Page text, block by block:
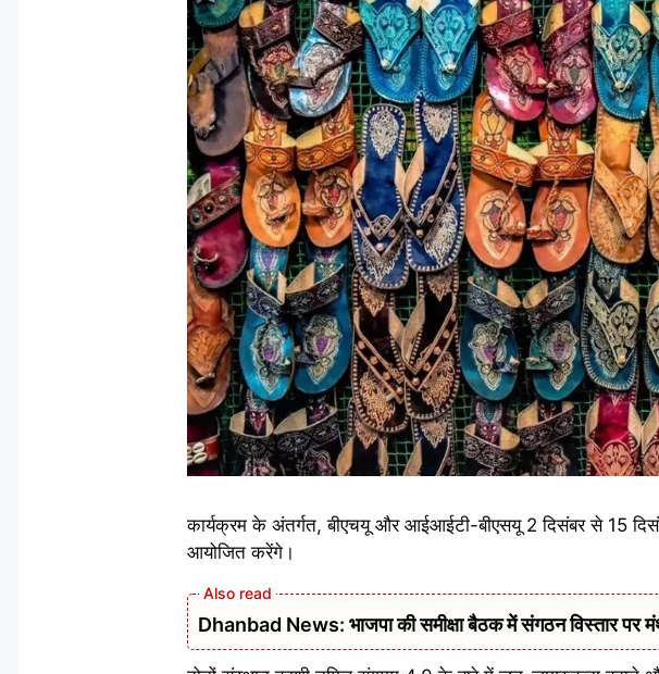
कार्यक्रम के अंतर्गत, बीएचयू और आईआईटी-बीएसयू 2 दिसंबर से 15
आयोजित करेंगे।
Dhanbad News: भाजपा की समीक्षा बैठक में संगठन विस्तार पर